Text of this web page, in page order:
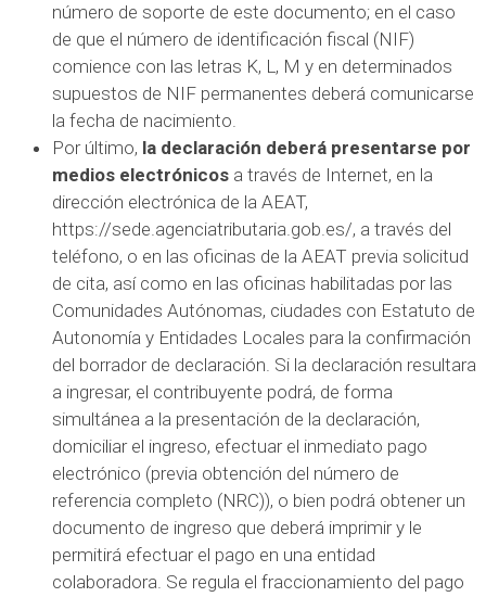
número de soporte de este documento; en el caso
de que el número de identificación fiscal (NIF)
comience con las letras K, L, M y en determinados
supuestos de NIF permanentes deberá comunicarse
la fecha de nacimiento.
Por último, la declaración deberá presentarse por
medios electrónicos a través de Internet, en la
dirección electrónica de la AEAT,
https://sede.agenciatributaria.gob.es/, a través del
teléfono, o en las oficinas de la AEAT previa solicitud
de cita, así como en las oficinas habilitadas por las
Comunidades Autónomas, ciudades con Estatuto de
Autonomía y Entidades Locales para la confirmación
del borrador de declaración. Si la declaración resultara
a ingresar, el contribuyente podrá, de forma
simultánea a la presentación de la declaración,
domiciliar el ingreso, efectuar el inmediato pago
electrónico (previa obtención del número de
referencia completo (NRC)), o bien podrá obtener un
documento de ingreso que deberá imprimir y le
permitirá efectuar el pago en una entidad
colaboradora. Se regula el fraccionamiento del pago